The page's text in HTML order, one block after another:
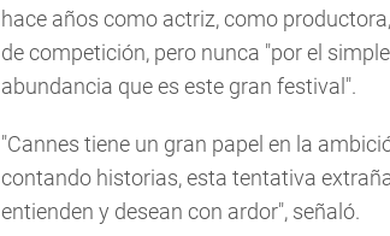
hace años como actriz, como
de competición, pero nunca "por el
abundancia que es este gran festival".
"Cannes tiene un gran papel en la
contando historias, esta tentativa
entienden y desean con ardor", señaló.